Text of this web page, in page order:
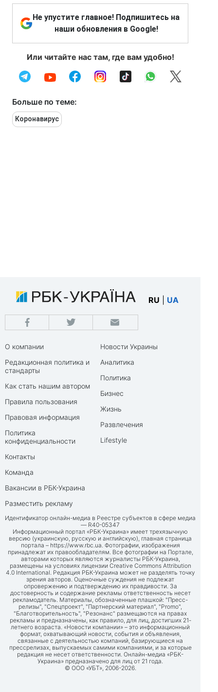
Не упустите главное! Подпишитесь на
наши обновления в Google!
Или читайте нас там, где вам удобно!
Больше по теме:
Коронавирус
RU UA
О компании
Редакционная политика и
стандарты
Как стать нашим автором
Правила пользования
Правовая информация
Политика
конфиденциальности
Контакты
Команда
Вакансии в РБК-Украина
Разместить рекламу
Новости Украины
Аналитика
Политика
Бизнес
Жизнь
Развлечения
Lifestyle
Идентификатор онлайн-медиа в Реестре субъектов в сфере медиа
— R40-05347
Информационный портал «РБК-Украина» имеет трехязычную
версию (украинскую, русскую и английскую), главная страница
портала – https://www.rbc.ua. Фотографии, изображения
принадлежат их правообладателям. Все фотографии на Портале,
авторами которых являются журналисты РБК-Украина,
размещены на условиях лицензии Creative Commons Attribution
4.0 International. Редакция РБК-Украина может не разделять точку
зрения авторов. Оценочные суждения не подлежат
опровержению и подтверждению их правдивости. За
достоверность и содержание рекламы ответственность несет
рекламодатель. Материалы, обозначенные плашкой: "Пресс-
релизы", "Спецпроект", "Партнерский материал", "Promo",
"Благотворительность", "Резонанс" размещаются на правах
рекламы и предназначены, как правило, для лиц, достигших 21-
летнего возраста. «Новости компании» – это информационный
формат, охватывающий новости, события и объявления,
связанные с деятельностью компаний, базирующиеся на
прессрелизах, выпускаемых самими компаниями, и за которые
редакция не несет ответственности. Онлайн-медиа «РБК-
Украина» предназначено для лиц от 21 года.
© ООО «УБТ», 2006-2026.